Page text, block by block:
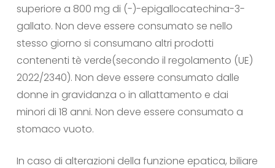
superiore a 800 mg di (-)-epigallocatechina-3-
gallato. Non deve essere consumato se nello
stesso giorno si consumano altri prodotti
contenenti tè verde(secondo il regolamento (UE)
2022/2340). Non deve essere consumato dalle
donne in gravidanza o in allattamento e dai
minori di 18 anni. Non deve essere consumato a
stomaco vuoto.
In caso di alterazioni della funzione epatica, biliare